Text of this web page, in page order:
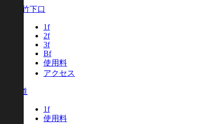
原宿 竹下口
1f
2f
3f
Bf
使用料
アクセス
北参道
1f
使用料